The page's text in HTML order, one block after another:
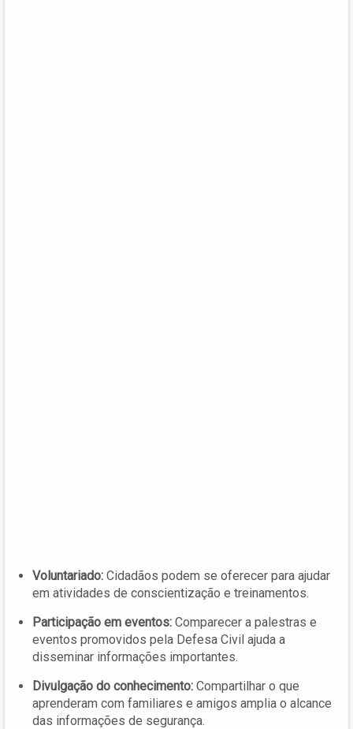
Voluntariado: Cidadãos podem se oferecer para ajudar
em atividades de conscientização e treinamentos.
Participação em eventos: Comparecer a palestras e
eventos promovidos pela Defesa Civil ajuda a
disseminar informações importantes.
Divulgação do conhecimento: Compartilhar o que
aprenderam com familiares e amigos amplia o alcance
das informações de segurança.